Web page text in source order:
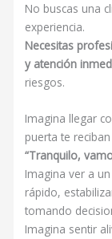
No buscas una
experiencia.
Necesitas
y atención
riesgos.
Imagina llegar
puerta te
“Tranquilo,
Imagina ver a
rápido,
tomando
Imagina sentir